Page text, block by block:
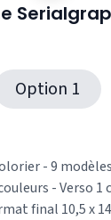
Option 1
- 9
- Verso 1
final 10,5 x